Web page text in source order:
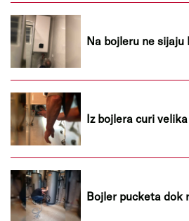
Na bojleru ne sijaju
Iz bojlera curi
Bojler pucketa dok